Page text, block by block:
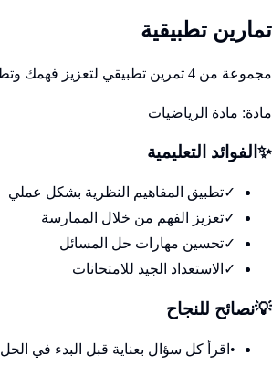
تمارين تطبيقية
مجموعة من 4 تمرين تطبيقي لتعزيز فهمك وتطوير مهاراتك في القوى
مادة: مادة الرياضيات
✨ الفوائد التعليمية
✓تطبيق المفاهيم النظرية بشكل عملي
✓تعزيز الفهم من خلال الممارسة
✓تحسين مهارات حل المسائل
✓ الاستعداد الجيد للامتحانات
💡نصائح للنجاح
• اقرأ كل سؤال بعناية قبل البدء في الحل